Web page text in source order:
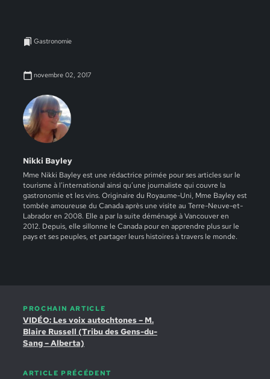
Gastronomie
novembre 02, 2017
Nikki Bayley
Mme Nikki Bayley est une rédactrice primée pour ses articles sur le
tourisme à l’international ainsi qu’une journaliste qui couvre la
gastronomie et les vins. Originaire du Royaume-Uni, Mme Bayley est
tombée amoureuse du Canada après une visite au Terre-Neuve-et-
Labrador en 2008. Elle a par la suite déménagé à Vancouver en
2012. Depuis, elle sillonne le Canada pour en apprendre plus sur le
pays et ses peuples, et partager leurs histoires à travers le monde.
ARTICLE PRÉCÉDENT
PROCHAIN ARTICLE
VIDÉO: Les voix autochtones – M.
Blaire Russell (Tribu des Gens-du-
Sang – Alberta)